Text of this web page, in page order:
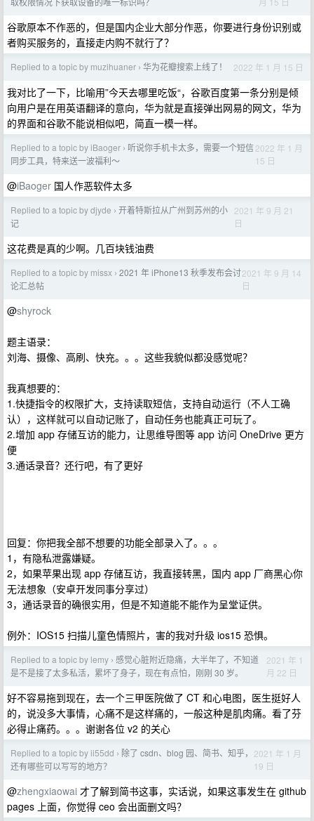
谷歌原本不作恶的，但是国内企业大部分作恶，你要进行身份识别或
者购买服务的，直接走内购不就行了？
Replied to a topic by muzihuaner › 华为花瓣搜索上线了！ 2022 年 1 月 15 日
我对比了一下，比喻用”今天去哪里吃饭“，谷歌百度第一条分别是倾
向用户是在用英语翻译的意向，华为就是直接弹出网易的网文，华为
的界面和谷歌不能说相似吧，简直一模一样。
Replied to a topic by iBaoger › 听说你手机卡太多，需要一个短信
同步工具，特来送一波福利～
2022 年 1 月
15 日
@iBaoger 国人作恶软件太多
Replied to a topic by djyde › 开着特斯拉从广州到苏州的小
记
2021 年 9 月 21
日
这花费是真的少啊。几百块钱油费
Replied to a topic by missx › 2021 年 iPhone13 秋季发布会讨
论汇总帖
2021 年 9 月 14
日
@shyrock
题主语录：
刘海、摄像、高刷、快充。。。这些我貌似都没感觉呢？
我真想要的：
1.快捷指令的权限扩大，支持读取短信，支持自动运行（不人工确
认），这样就可以自动记账了，自动任务也能真正可玩了。
2.增加 app 存储互访的能力，让思维导图等 app 访问 OneDrive 更方
便
3.通话录音？还行吧，有了更好
回复：你把我全部不想要的功能全部录入了。。。
1，有隐私泄露嫌疑。
2，如果苹果出现 app 存储互访，我直接转黑，国内 app 厂商黑心你
无法想象（安卓开发同事分享过）
3，通话录音的确很实用，但是不知道能不能作为呈堂证供。
例外：IOS15 扫描儿童色情照片，害的我对升级 ios15 恐惧。
Replied to a topic by lemy › 感觉心脏附近隐痛，大半年了，不知道
是不是接了太多私活，累坏了身子，现在有点怕，刚刚 30 岁。
2021 年 1
月 22 日
好不容易拖到现在，去一个三甲医院做了 CT 和心电图，医生挺好人
的，说没多大事情，心痛不是这样痛的，一般这种是肌肉痛。看了芬
必得止痛药。。。谢谢各位 v2 的关心
Replied to a topic by ii55dd › 除了 csdn、blog 园、简书、知乎，
还有哪些可以写写的地方？
2021 年 1 月
19 日
@zhengxiaowai 才了解到简书这事，实话说，如果这事发生在 github
pages 上面，你觉得 ceo 会出面删文吗？